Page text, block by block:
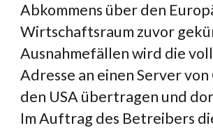
Abkommens über den
Wirtschaftsraum zuvor
Ausnahmefällen wird die
Adresse an einen Server von
den USA übertragen und
Im Auftrag des Betreibers